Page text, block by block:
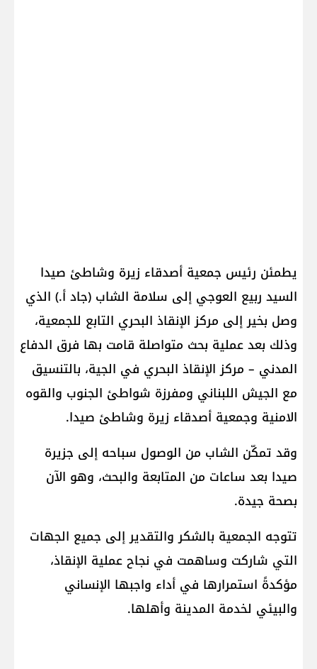
يطمئن رئيس جمعية أصدقاء زيرة وشاطئ صيدا
السيد ربيع العوجي إلى سلامة الشاب (جاد أ.) الذي
وصل بخير إلى مركز الإنقاذ البحري التابع للجمعية،
وذلك بعد عملية بحث متواصلة قامت بها فرق الدفاع
المدني – مركز الإنقاذ البحري في الجية، بالتنسيق
مع الجيش اللبناني ومفرزة شواطئ الجنوب والقوه
الامنية وجمعية أصدقاء زيرة وشاطئ صيدا.
وقد تمكّن الشاب من الوصول سباحه إلى جزيرة
صيدا بعد ساعات من المتابعة والبحث، وهو الآن
بصحة جيدة.
تتوجه الجمعية بالشكر والتقدير إلى جميع الجهات
التي شاركت وساهمت في نجاح عملية الإنقاذ،
مؤكدةً استمرارها في أداء واجبها الإنساني
والبيئي لخدمة المدينة وأهلها.